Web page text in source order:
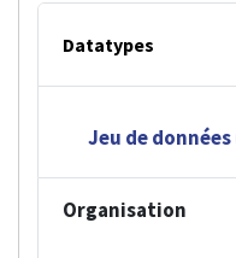
Datatypes
Jeu de données
Organisation